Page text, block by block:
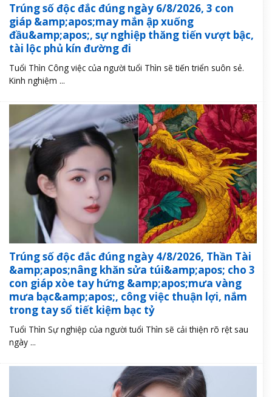
Trúng số độc đắc đúng ngày 6/8/2026, 3 con
giáp &amp;apos;may mắn ập xuống
đầu&amp;apos;, sự nghiệp thăng tiến vượt bậc,
tài lộc phủ kín đường đi
Tuổi Thìn Công việc của người tuổi Thìn sẽ tiến triển suôn sẻ.
Kinh nghiệm ...
Trúng số độc đắc đúng ngày 4/8/2026, Thần Tài
&amp;apos;nâng khăn sửa túi&amp;apos; cho 3
con giáp xòe tay hứng &amp;apos;mưa vàng
mưa bạc&amp;apos;, công việc thuận lợi, nắm
trong tay sổ tiết kiệm bạc tỷ
Tuổi Thìn Sự nghiệp của người tuổi Thìn sẽ cải thiện rõ rệt sau
ngày ...